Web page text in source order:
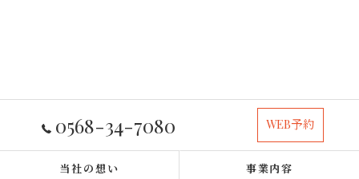
0568-34-7080 WEB予約
当社の想い 事業内容